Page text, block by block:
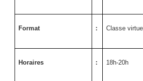
Format : Classe
Horaires : 18h-20h